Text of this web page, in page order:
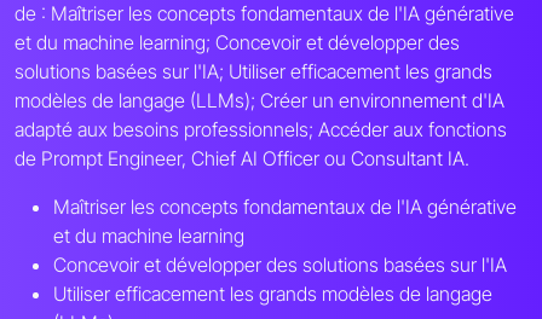
de : Maîtriser les concepts fondamentaux de l'IA générative
et du machine learning; Concevoir et développer des
solutions basées sur l'IA; Utiliser efficacement les grands
modèles de langage (LLMs); Créer un environnement d'IA
adapté aux besoins professionnels; Accéder aux fonctions
de Prompt Engineer, Chief AI Officer ou Consultant IA.
Maîtriser les concepts fondamentaux de l'IA générative
et du machine learning
Concevoir et développer des solutions basées sur l'IA
Utiliser efficacement les grands modèles de langage